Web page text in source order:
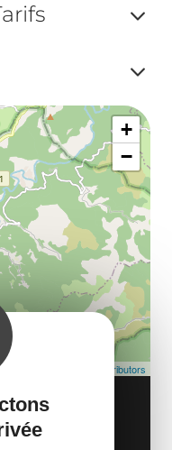
ou
ou
et
ou
Bruel
+
−
© OpenStreetMap contributors